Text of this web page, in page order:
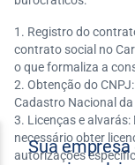
Registro do
contrato social no
o que formaliza a
Obtenção do
Cadastro Nacional
Licenças e
necessário obter
autorizações